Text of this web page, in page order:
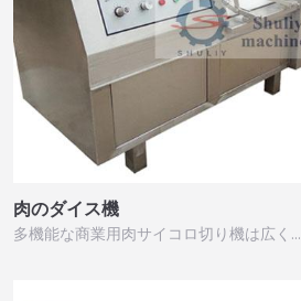
肉のダイス機
多機能な商業用肉サイコロ切り機は広く…